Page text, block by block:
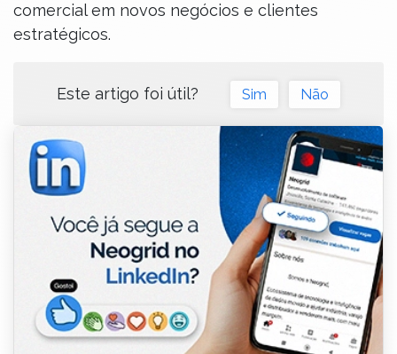
comercial em novos negócios e clientes
estratégicos.
Este artigo foi útil? Sim Não